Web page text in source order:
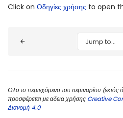
Click on Οδηγίες χρήσης to open
Jump to...
Όλο το περιεχόμενο του σεμιναρίου (εκτός
προσφέρεται με αδεια χρήσης Creative
Διανομή 4.0